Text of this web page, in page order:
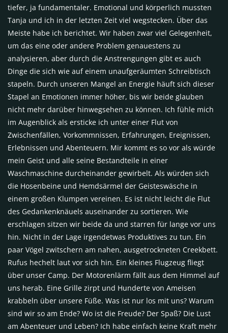
tiefer, ja fundamentaler. Emotional und körperlich mussten
Tanja und ich in der letzten Zeit viel wegstecken. Über das
Meiste habe ich berichtet. Wir haben zwar viel Gelegenheit,
um das eine oder andere Problem genauestens zu
analysieren, aber durch die Anstrengungen gibt es auch
Dinge die sich wie auf einem unaufgeräumten Schreibtisch
stapeln. Durch unseren Mangel an Energie häuft sich dieser
Stapel an Emotionen immer höher, bis wir beide glauben
nicht mehr darüber hinwegsehen zu können. Ich fühle mich
im Augenblick als ersticke ich unter einer Flut von
Zwischenfällen, Vorkommnissen, Erfahrungen, Ereignissen,
Erlebnissen und Abenteuern. Mir kommt es so vor als würde
mein Geist und alle seine Bestandteile in einer
Waschmaschine durcheinander gewirbelt. Als würden sich
die Hosenbeine und Hemdsärmel der Geisteswäsche in
einem großen Klumpen vereinen. Es ist nicht leicht die Flut
des Gedankenknäuels auseinander zu sortieren. Wie
erschlagen sitzen wir beide da und starren für lange vor uns
hin. Nicht in der Lage irgendetwas Produktives zu tun. Ein
paar Vögel zwitschern am nahen, ausgetrockneten Creekbett.
Rufus hechelt laut vor sich hin. Ein kleines Flugzeug fliegt
über unser Camp. Der Motorenlärm fällt aus dem Himmel auf
uns herab. Eine Grille zirpt und Hunderte von Ameisen
krabbeln über unsere Füße. Was ist nur los mit uns? Warum
sind wir so am Ende? Wo ist die Freude? Der Spaß? Die Lust
am Abenteuer und Leben? Ich habe einfach keine Kraft mehr